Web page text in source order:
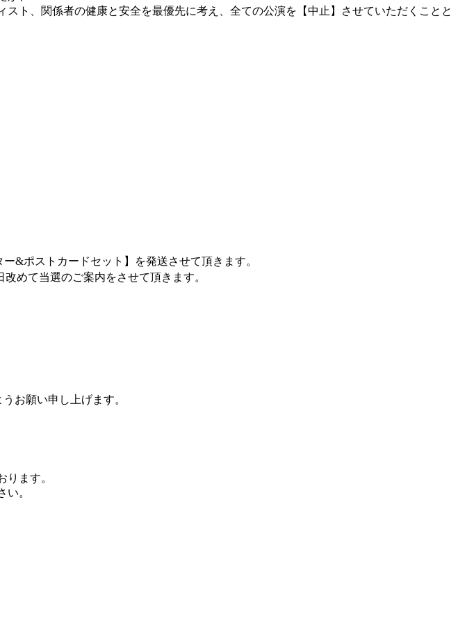
ト、関係者の健康と安全を最優先に考え、全ての公演を【中止】させていただくことと
&ポストカードセット】を発送させて頂きます。
めて当選のご案内をさせて頂きます。
お願い申し上げます。
ます。
。